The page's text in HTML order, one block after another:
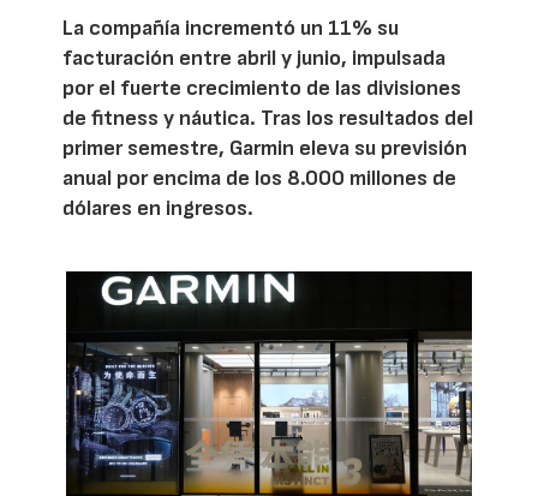
La compañía incrementó un 11% su
facturación entre abril y junio, impulsada
por el fuerte crecimiento de las divisiones
de fitness y náutica. Tras los resultados del
primer semestre, Garmin eleva su previsión
anual por encima de los 8.000 millones de
dólares en ingresos.